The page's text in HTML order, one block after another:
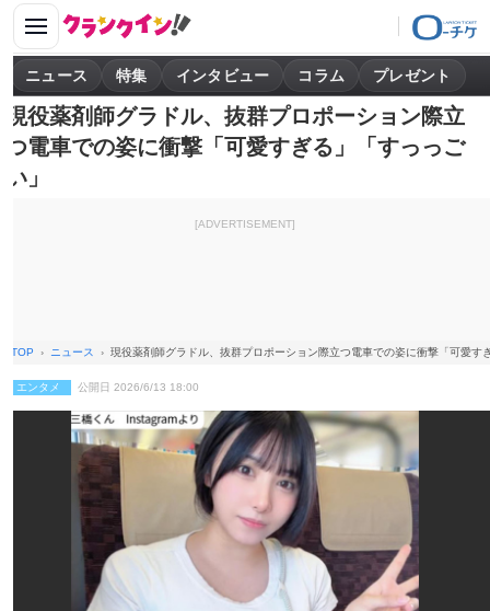
ニュース 特集 インタビュー コラム プレゼント
現役薬剤師グラドル、抜群プロポーション際立
つ電車での姿に衝撃「可愛すぎる」「すっっご
い」
[ADVERTISEMENT]
TOP ニュース 現役薬剤師グラドル、抜群プロポーション際立つ電車での姿に衝撃「可愛す
エンタメ 公開日 2026/6/13 18:00